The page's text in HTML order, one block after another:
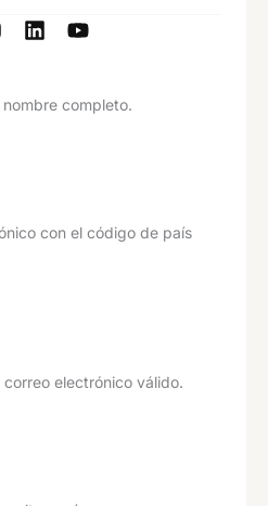
completo.
con el código de país
electrónico válido.